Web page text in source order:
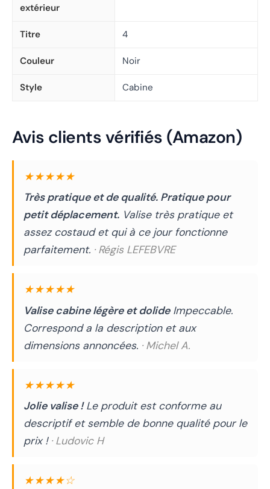
extérieur
Titre 4
Couleur Noir
Style Cabine
Avis clients vérifiés (Amazon)
★★★★★
Très pratique et de qualité. Pratique pour
petit déplacement. Valise très pratique et
assez costaud et qui à ce jour fonctionne
parfaitement. · Régis LEFEBVRE
★★★★★
Valise cabine légère et dolideImpeccable.
Correspond a la description et aux
dimensions annoncées. · Michel A.
★★★★★
Jolie valise !Le produit est conforme au
descriptif et semble de bonne qualité pour le
prix ! · Ludovic H
★★★★☆